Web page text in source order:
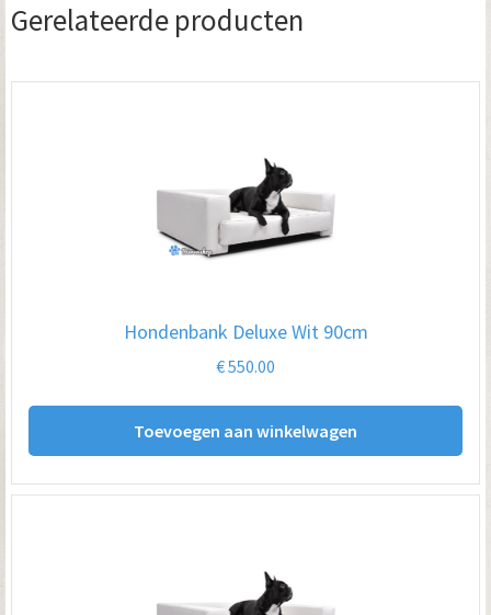
Gerelateerde producten
Hondenbank Deluxe Wit 90cm
€550.00
Toevoegen aan winkelwagen